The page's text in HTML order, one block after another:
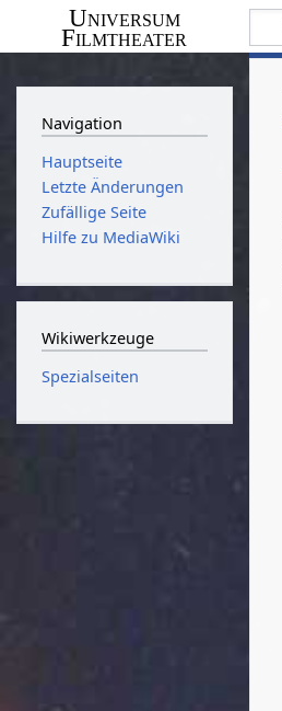
Universum
Filmtheater
Navigation
Hauptseite
Letzte Änderungen
Zufällige Seite
Hilfe zu MediaWiki
Wikiwerkzeuge
Spezialseiten